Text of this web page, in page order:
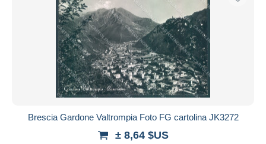
Brescia Gardone Valtrompia Foto FG cartolina JK3272
± 8,64 $US